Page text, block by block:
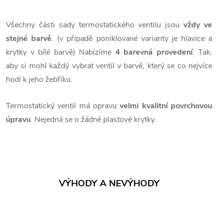
Všechny části sady termostatického ventilu jsou vždy ve
stejné barvě. (v případě poniklované varianty je hlavice a
krytky v bílé barvě) Nabízíme 4 barevná provedení. Tak,
aby si mohl každý vybrat ventil v barvě, který se co nejvíce
hodí k jeho žebříku.
Termostatický ventil má opravuvelmi kvalitní povrchovou
úpravu. Nejedná se o žádné plastové krytky.
VÝHODY A NEVÝHODY